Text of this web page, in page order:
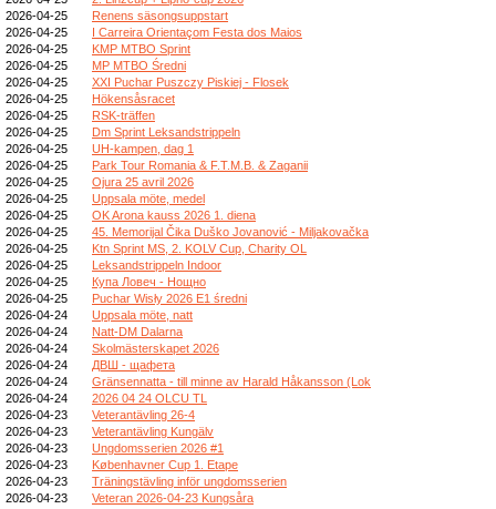
2026-04-25
Renens säsongsuppstart
2026-04-25
I Carreira Orientaçom Festa dos Maios
2026-04-25
KMP MTBO Sprint
2026-04-25
MP MTBO Średni
2026-04-25
XXI Puchar Puszczy Piskiej - Flosek
2026-04-25
Hökensåsracet
2026-04-25
RSK-träffen
2026-04-25
Dm Sprint Leksandstrippeln
2026-04-25
UH-kampen, dag 1
2026-04-25
Park Tour Romania & F.T.M.B. & Zaganii
2026-04-25
Ojura 25 avril 2026
2026-04-25
Uppsala möte, medel
2026-04-25
OK Arona kauss 2026 1. diena
2026-04-25
45. Memorijal Čika Duško Jovanović - Miljakovačka
2026-04-25
Ktn Sprint MS, 2. KOLV Cup, Charity OL
2026-04-25
Leksandstrippeln Indoor
2026-04-25
Купа Ловеч - Нощно
2026-04-25
Puchar Wisły 2026 E1 średni
2026-04-24
Uppsala möte, natt
2026-04-24
Natt-DM Dalarna
2026-04-24
Skolmästerskapet 2026
2026-04-24
ДВШ - щафета
2026-04-24
Gränsennatta - till minne av Harald Håkansson (Lok
2026-04-24
2026 04 24 OLCU TL
2026-04-23
Veterantävling 26-4
2026-04-23
Veterantävling Kungälv
2026-04-23
Ungdomsserien 2026 #1
2026-04-23
Københavner Cup 1. Etape
2026-04-23
Träningstävling inför ungdomsserien
2026-04-23
Veteran 2026-04-23 Kungsåra